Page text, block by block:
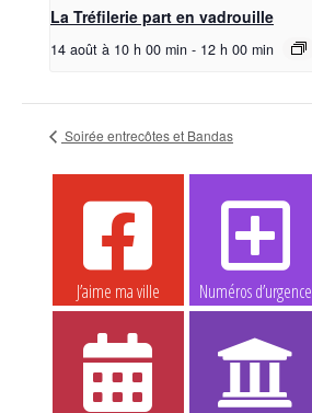
La Tréfilerie part en vadrouille
14 août à 10 h 00 min - 12 h 00 min
Soirée entrecôtes et Bandas
J’aime ma ville Numéros d’urgence